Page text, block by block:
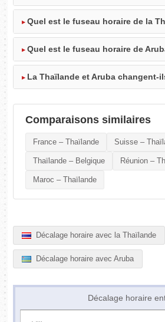
Quel est le fuseau horaire de la
Quel est le fuseau horaire de
La Thaïlande et Aruba changent-
Comparaisons similaires
France – Thaïlande Suisse –
Thaïlande – Belgique Réunion –
Maroc – Thaïlande
Décalage horaire avec la Thaïlande
Décalage horaire avec Aruba
Décalage horaire